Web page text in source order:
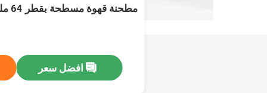
مطحنة قهوة مسطحة بقطر 64 ملم وسعة 120 جرام
افضل سعر